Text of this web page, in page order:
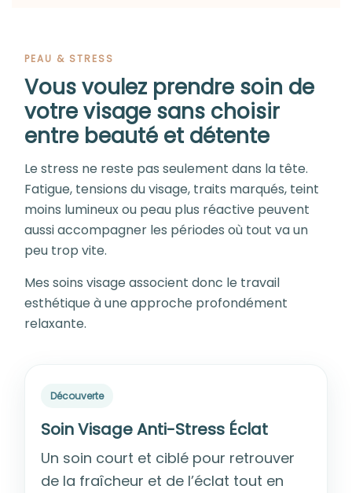
PEAU & STRESS
Vous voulez prendre soin de
votre visage sans choisir
entre beauté et détente
Le stress ne reste pas seulement dans la tête.
Fatigue, tensions du visage, traits marqués, teint
moins lumineux ou peau plus réactive peuvent
aussi accompagner les périodes où tout va un
peu trop vite.
Mes soins visage associent donc le travail
esthétique à une approche profondément
relaxante.
Découverte
Soin Visage Anti-Stress Éclat
Un soin court et ciblé pour retrouver
de la fraîcheur et de l’éclat tout en